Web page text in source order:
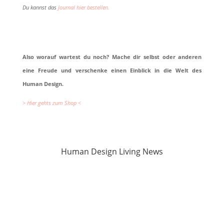
Du kannst dasJournal hier bestellen.
Also worauf wartest du noch? Mache dir selbst oder anderen
eine Freude und verschenke einen Einblick in die Welt des
Human Design.
> Hier gehts zum Shop <
Human Design Living News